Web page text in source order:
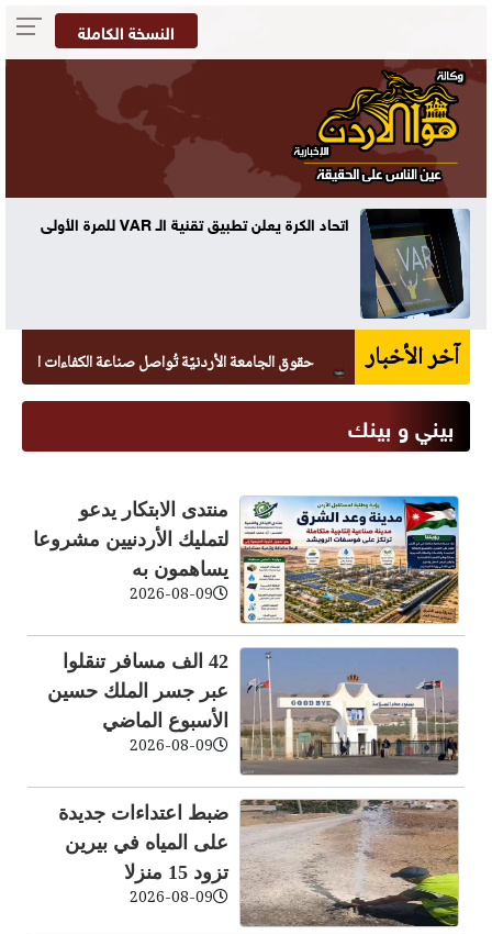
النسخة الكاملة
اتحاد الكرة يعلن تطبيق تقنية الـ VAR للمرة الأولى
آخر الأخبار حقوق الجامعة الأردنيّة تُواصل صناعة الكفاءات القانونيّة بتخريج 265 طالبًا
بيني و بينك
منتدى الابتكار يدعو
لتمليك الأردنيين مشروعا
يساهمون به
2026-08-09
42 الف مسافر تنقلوا
عبر جسر الملك حسين
الأسبوع الماضي
2026-08-09
ضبط اعتداءات جديدة
على المياه في بيرين
تزود 15 منزلا
2026-08-09